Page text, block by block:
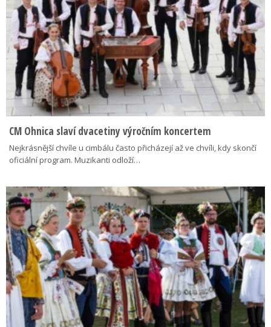
CM Ohnica slaví dvacetiny výročním koncertem
Nejkrásnější chvíle u cimbálu často přicházejí až ve chvíli, kdy skončí
oficiální program. Muzikanti odloží…